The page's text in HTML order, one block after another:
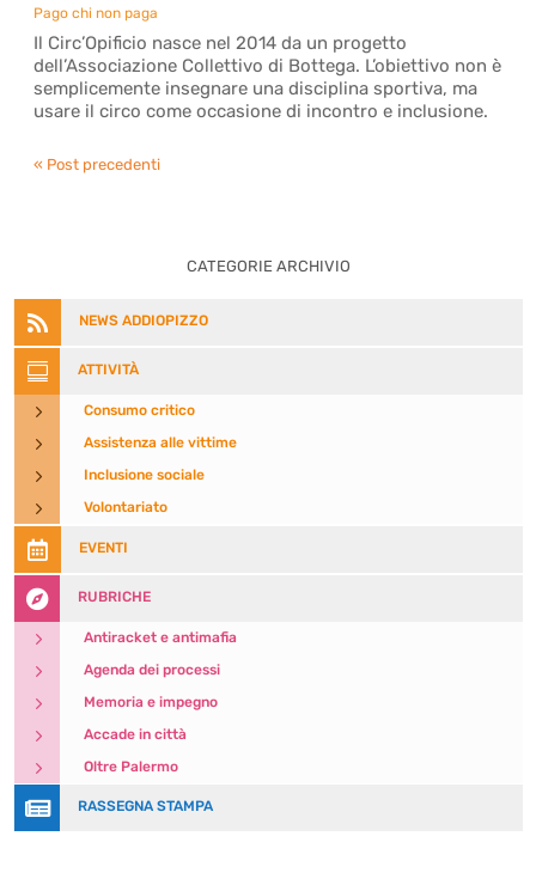
Pago chi non paga
Il Circ’Opificio nasce nel 2014 da un progetto
dell’Associazione Collettivo di Bottega. L’obiettivo non è
semplicemente insegnare una disciplina sportiva, ma
usare il circo come occasione di incontro e inclusione.
« Post precedenti
CATEGORIE ARCHIVIO
 NEWS ADDIOPIZZO
 ATTIVITÀ
5 Consumo critico
5 Assistenza alle vittime
5 Inclusione sociale
5 Volontariato
 EVENTI
 RUBRICHE
5 Antiracket e antimafia
5 Agenda dei processi
5 Memoria e impegno
5 Accade in città
5 Oltre Palermo
 RASSEGNA STAMPA